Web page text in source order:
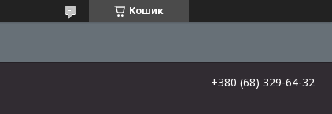
Кошик
+380 (68) 329-64-32